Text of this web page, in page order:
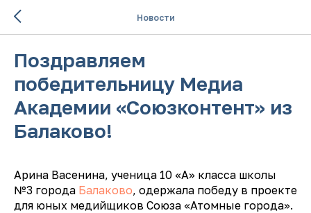
Новости
Поздравляем
победительницу Медиа
Академии «Союзконтент» из
Балаково!
Арина Васенина, ученица 10 «А» класса школы
№3 города Балаково, одержала победу в проекте
для юных медийщиков Союза «Атомные города».